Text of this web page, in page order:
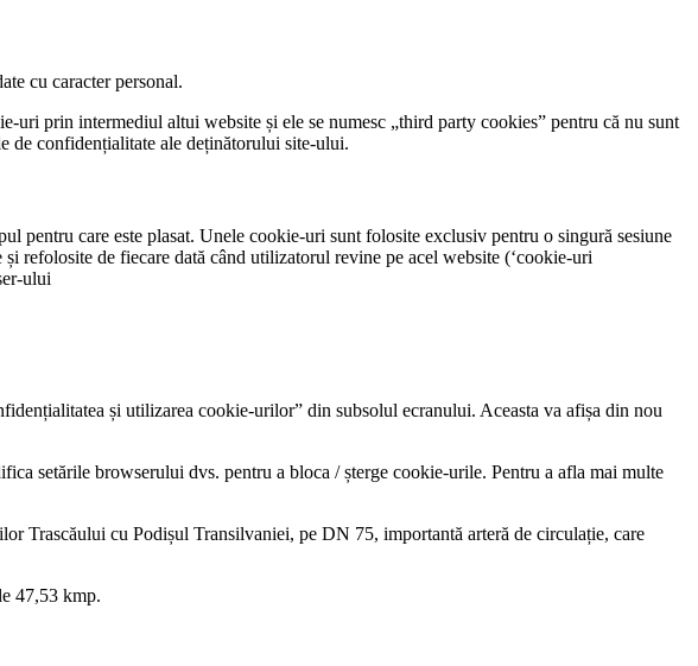
cu caracter personal.
prin intermediul altui website și ele se numesc „third party cookies” pentru că nu sunt
de confidențialitate ale deținătorului site-ului.
pentru care este plasat. Unele cookie-uri sunt folosite exclusiv pentru o singură sesiune
refolosite de fiecare dată când utilizatorul revine pe acel website (‘cookie-uri
ului
și utilizarea cookie-urilor” din subsolul ecranului. Aceasta va afișa din nou
setările browserului dvs. pentru a bloca / șterge cookie-urile. Pentru a afla mai multe
Trascăului cu Podișul Transilvaniei, pe DN 75, importantă arteră de circulație, care
47,53 kmp.